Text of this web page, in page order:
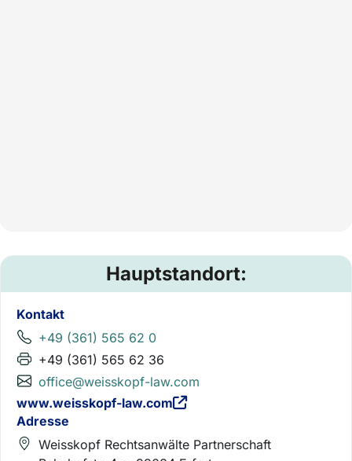
Hauptstandort:
Kontakt
+49 (361) 565 62 0
+49 (361) 565 62 36
office@weisskopf-law.com
www.weisskopf-law.com
Adresse
Weisskopf Rechtsanwälte Partnerschaft